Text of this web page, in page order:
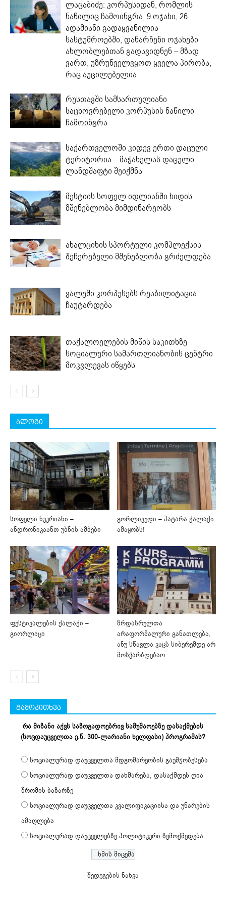
ლაცაბიძე: კორპუსიდან, რომლის
ნაწილიც ჩამოინგრა, 9 ოჯახი, 26
ადამიანი გადაყვანილია
სასტუმროებში, დანარჩენი ოჯახები
ახლობლებთან გადავიდნენ – მზად
ვართ, უზრუნველვყოთ ყველა პირობა,
რაც აუცილებელია
რუსთავში სამსართულიანი
საცხოვრებელი კორპუსის ნაწილი
ჩამოინგრა
საქართველოში კიდევ ერთი დაცული
ტერიტორია – მაჭახელას დაცული
ლანდშაფტი შეიქმნა
მესტიის სოფელ იდლიანში ხიდის
მშენებლობა მიმდინარეობს
ახალციხის სპორტული კომპლექსის
შეჩერებული მშენებლობა გრძელდება
ვალეში კორპუსებს რეაბილიტაცია
ჩაუტარდება
თაქალოელების მიწის საკითხზე
სოციალური სამართლიანობის ცენტრი
მოკვლევას იწყებს
ბლოგი
სოფელი ნუკრიანი –
ანდრონიკაანთ უბნის ამბები
გორლივუდი – პატარა ქალაქი
ამაყობს!
ფესტივალების ქალაქი –
გიორლიცი
ზრდასრულთა
არაფორმალური განათლება,
ანუ სწავლა კაცს სიბერემდე არ
მოსჭარბდებაო
გამოკითხვა
რა მიზანი აქვს საზოგადოებრივ სამუშაოებზე დასაქმების
(სოცდაუცველთა ე.წ. 300-ლარიანი ხელფასი) პროგრამას?
სოციალურად დაუცველთა მდგომარეობის გაუმჯობესება
სოციალურად დაუცველთა დახმარება, დასაქმდეს ღია
შრომის ბაზარზე
სოციალურად დაუცველთა კვალიფიკაციისა და უნარების
ამაღლება
სოციალურად დაუცველებზე პოლიტიკური ზემოქმედება
შედეგების ნახვა